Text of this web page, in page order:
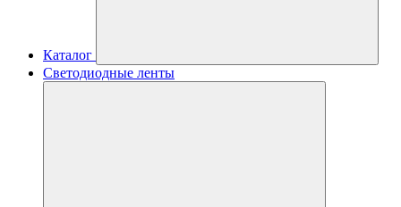
Каталог
Светодиодные ленты